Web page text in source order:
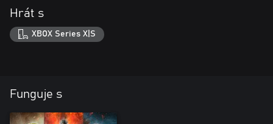
Hrát s
XBOX Series X|S
Funguje s